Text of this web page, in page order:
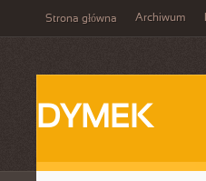
Strona główna Archiwum
DYMEK